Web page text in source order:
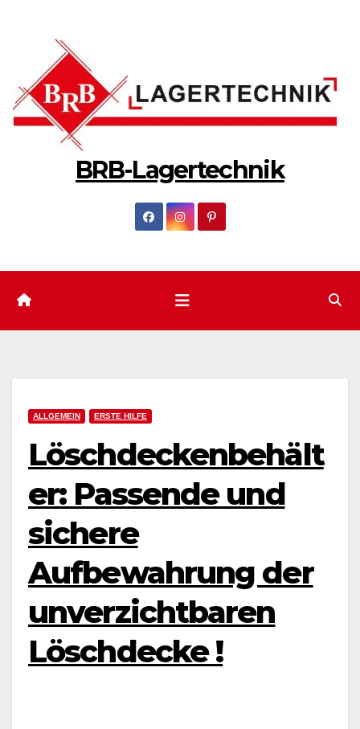
BRB-Lagertechnik
ALLGEMEIN ERSTE HILFE
Löschdeckenbehält
er: Passende und
sichere
Aufbewahrung der
unverzichtbaren
Löschdecke !